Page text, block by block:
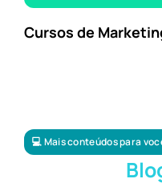
Cursos de
💻 Mais conteúdos para